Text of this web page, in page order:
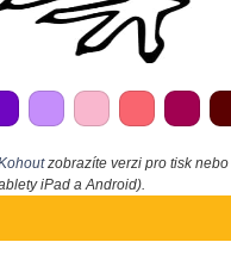
zobrazíte verzi pro tisk nebo
iPad a Android).